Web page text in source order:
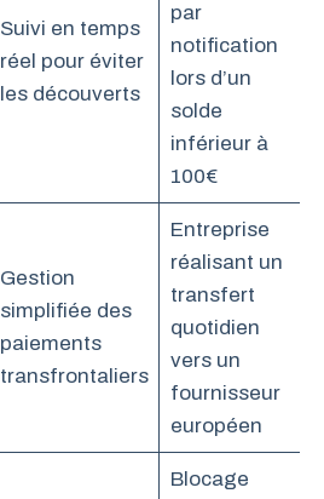
Suivi en temps
réel pour éviter
les découverts
par
notification
lors d’un
solde
inférieur à
100€
Gestion
simplifiée des
paiements
transfrontaliers
Entreprise
réalisant un
transfert
quotidien
vers un
fournisseur
européen
Blocage